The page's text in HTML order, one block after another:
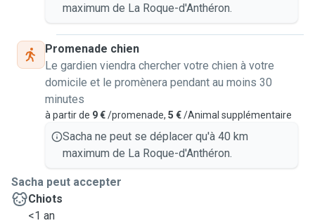
maximum de La Roque-d'Anthéron.
Promenade chien
Le gardien viendra chercher votre chien à votre
domicile et le promènera pendant au moins 30
minutes
à partir de 9 €/promenade, 5 €/Animal supplémentaire
Sacha ne peut se déplacer qu'à 40 km
maximum de La Roque-d'Anthéron.
Sacha peut accepter
Chiots
<1 an